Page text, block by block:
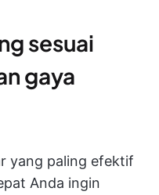
sesuai
gaya
yang paling efektif
Anda ingin